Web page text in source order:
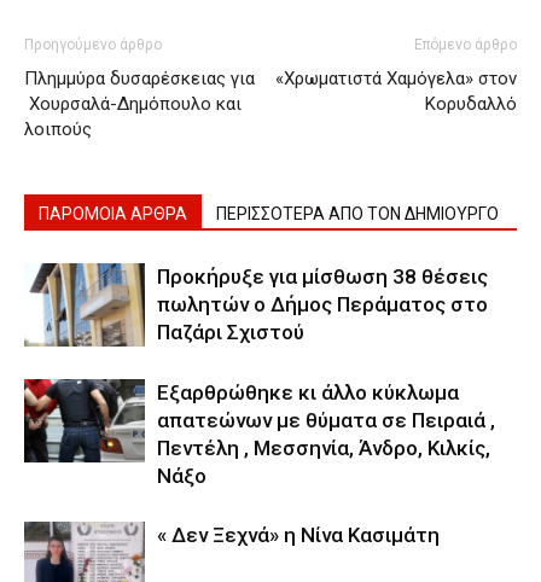
Προηγούμενο άρθρο
Πλημμύρα δυσαρέσκειας για
Χουρσαλά-Δημόπουλο και
λοιπούς
Επόμενο άρθρο
«Χρωματιστά Χαμόγελα» στον
Κορυδαλλό
ΠΑΡΟΜΟΙΑ ΑΡΘΡΑ ΠΕΡΙΣΣΟΤΕΡΑ ΑΠΟ ΤΟΝ ΔΗΜΙΟΥΡΓΟ
Προκήρυξε για μίσθωση 38 θέσεις
πωλητών ο Δήμος Περάματος στο
Παζάρι Σχιστού
Εξαρθρώθηκε κι άλλο κύκλωμα
απατεώνων με θύματα σε Πειραιά ,
Πεντέλη , Μεσσηνία, Άνδρο, Κιλκίς,
Νάξο
« Δεν Ξεχνά» η Νίνα Κασιμάτη